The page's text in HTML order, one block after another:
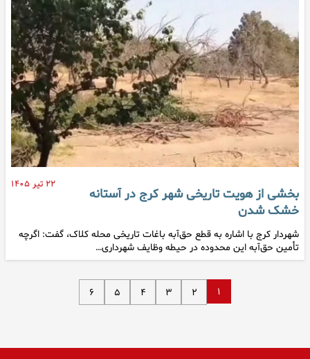
۲۲ تیر ۱۴۰۵
بخشی از هویت تاریخی شهر کرج در آستانه
خشک شدن
شهردار کرج با اشاره به قطع حق‌آبه باغات تاریخی محله کلاک، گفت: اگرچه
تأمین حق‌آبه این محدوده در حیطه وظایف شهرداری…
۱ ۲ ۳ ۴ ۵ ۶